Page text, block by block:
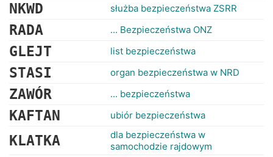
NKWD służba bezpieczeństwa ZSRR
RADA ... Bezpieczeństwa ONZ
GLEJT list bezpieczeństwa
STASI organ bezpieczeństwa w NRD
ZAWÓR ... bezpieczeństwa
KAFTAN ubiór bezpieczeństwa
KLATKA
dla bezpieczeństwa w
samochodzie rajdowym